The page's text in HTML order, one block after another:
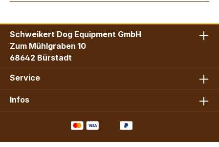
Schweikert Dog Equipment GmbH
Zum Mühlgraben 10
68642 Bürstadt
Service
Infos